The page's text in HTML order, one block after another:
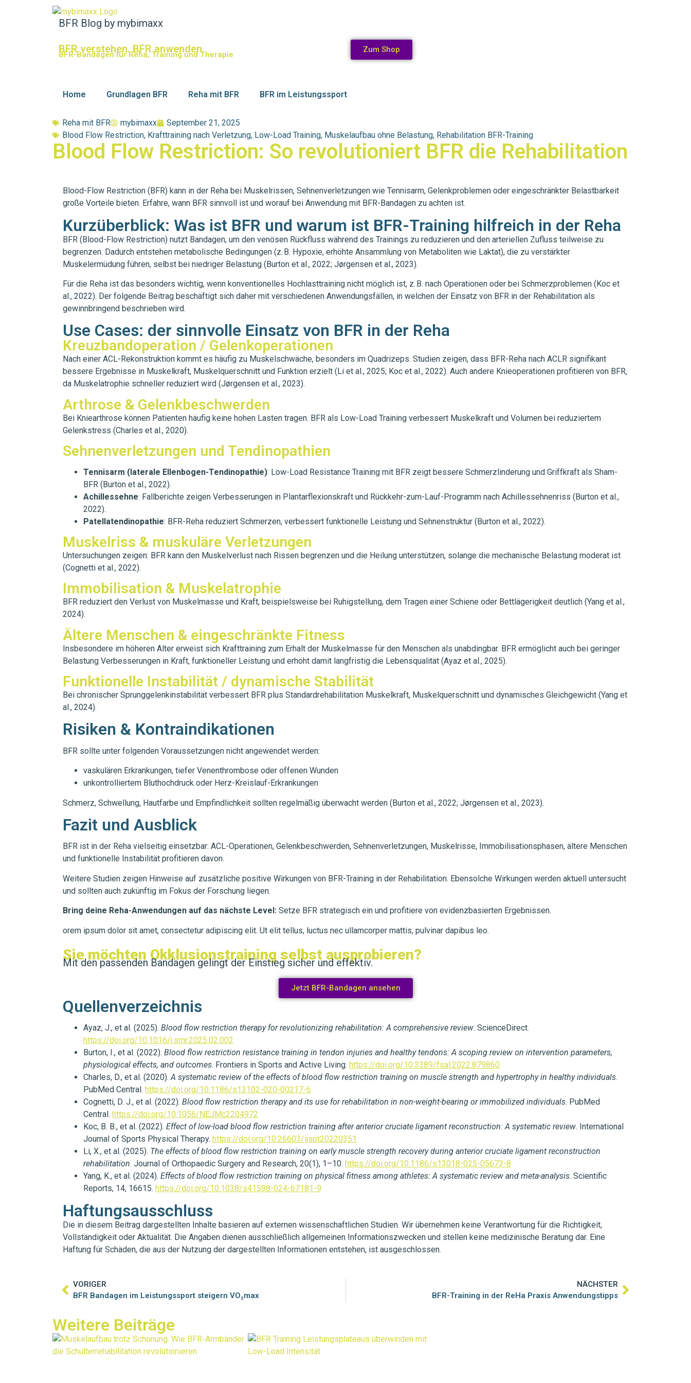
BFR Blog by mybimaxx
BFR verstehen. BFR anwenden.
BFR-Bandagen für Reha, Training und Therapie
Zum Shop
Home Grundlagen BFR Reha mit BFR BFR im Leistungssport
Reha mit BFR mybimaxx
September 21, 2025
Blood Flow Restriction, Krafttraining nach Verletzung, Low-Load Training, Muskelaufbau ohne Belastung, Rehabilitation BFR-Training
Blood Flow Restriction: So revolutioniert BFR die Rehabilitation
Blood-Flow Restriction (BFR) kann in der Reha bei Muskelrissen, Sehnenverletzungen wie Tennisarm, Gelenkproblemen oder eingeschränkter Belastbarkeit
große Vorteile bieten. Erfahre, wann BFR sinnvoll ist und worauf bei Anwendung mit BFR-Bandagen zu achten ist.
Kurzüberblick: Was ist BFR und warum ist BFR-Training hilfreich in der Reha
BFR (Blood-Flow Restriction) nutzt Bandagen, um den venösen Rückfluss während des Trainings zu reduzieren und den arteriellen Zufluss teilweise zu
begrenzen. Dadurch entstehen metabolische Bedingungen (z. B. Hypoxie, erhöhte Ansammlung von Metaboliten wie Laktat), die zu verstärkter
Muskelermüdung führen, selbst bei niedriger Belastung (Burton et al., 2022; Jørgensen et al., 2023).
Für die Reha ist das besonders wichtig, wenn konventionelles Hochlasttraining nicht möglich ist, z. B. nach Operationen oder bei Schmerzproblemen (Koc et
al., 2022). Der folgende Beitrag beschäftigt sich daher mit verschiedenen Anwendungsfällen, in welchen der Einsatz von BFR in der Rehabilitation als
gewinnbringend beschrieben wird.
Use Cases: der sinnvolle Einsatz von BFR in der Reha
Kreuzbandoperation / Gelenkoperationen
Nach einer ACL-Rekonstruktion kommt es häufig zu Muskelschwäche, besonders im Quadrizeps. Studien zeigen, dass BFR-Reha nach ACLR signifikant
bessere Ergebnisse in Muskelkraft, Muskelquerschnitt und Funktion erzielt (Li et al., 2025; Koc et al., 2022). Auch andere Knieoperationen profitieren von BFR,
da Muskelatrophie schneller reduziert wird (Jørgensen et al., 2023).
Arthrose & Gelenkbeschwerden
Bei Kniearthrose können Patienten häufig keine hohen Lasten tragen. BFR als Low-Load Training verbessert Muskelkraft und Volumen bei reduziertem
Gelenkstress (Charles et al., 2020).
Sehnenverletzungen und Tendinopathien
Tennisarm (laterale Ellenbogen-Tendinopathie): Low-Load Resistance Training mit BFR zeigt bessere Schmerzlinderung und Griffkraft als Sham-
BFR (Burton et al., 2022).
Achillessehne: Fallberichte zeigen Verbesserungen in Plantarflexionskraft und Rückkehr-zum-Lauf-Programm nach Achillessehnenriss (Burton et al.,
2022).
Patellatendinopathie: BFR-Reha reduziert Schmerzen, verbessert funktionelle Leistung und Sehnenstruktur (Burton et al., 2022).
Muskelriss & muskuläre Verletzungen
Untersuchungen zeigen: BFR kann den Muskelverlust nach Rissen begrenzen und die Heilung unterstützen, solange die mechanische Belastung moderat ist
(Cognetti et al., 2022).
Immobilisation & Muskelatrophie
BFR reduziert den Verlust von Muskelmasse und Kraft, beispielsweise bei Ruhigstellung, dem Tragen einer Schiene oder Bettlägerigkeit deutlich (Yang et al.,
2024).
Ältere Menschen & eingeschränkte Fitness
Insbesondere im höheren Alter erweist sich Krafttraining zum Erhalt der Muskelmasse für den Menschen als unabdingbar. BFR ermöglicht auch bei geringer
Belastung Verbesserungen in Kraft, funktioneller Leistung und erhöht damit langfristig die Lebensqualität (Ayaz et al., 2025).
Funktionelle Instabilität / dynamische Stabilität
Bei chronischer Sprunggelenkinstabilität verbessert BFR plus Standardrehabilitation Muskelkraft, Muskelquerschnitt und dynamisches Gleichgewicht (Yang et
al., 2024).
Risiken & Kontraindikationen
BFR sollte unter folgenden Voraussetzungen nicht angewendet werden:
vaskulären Erkrankungen, tiefer Venenthrombose oder offenen Wunden
unkontrolliertem Bluthochdruck oder Herz-Kreislauf-Erkrankungen
Schmerz, Schwellung, Hautfarbe und Empfindlichkeit sollten regelmäßig überwacht werden (Burton et al., 2022; Jørgensen et al., 2023).
Fazit und Ausblick
BFR ist in der Reha vielseitig einsetzbar: ACL-Operationen, Gelenkbeschwerden, Sehnenverletzungen, Muskelrisse, Immobilisationsphasen, ältere Menschen
und funktionelle Instabilität profitieren davon.
Weitere Studien zeigen Hinweise auf zusätzliche positive Wirkungen von BFR-Training in der Rehabilitation. Ebensolche Wirkungen werden aktuell untersucht
und sollten auch zukünftig im Fokus der Forschung liegen.
Bring deine Reha-Anwendungen auf das nächste Level: Setze BFR strategisch ein und profitiere von evidenzbasierten Ergebnissen.
orem ipsum dolor sit amet, consectetur adipiscing elit. Ut elit tellus, luctus nec ullamcorper mattis, pulvinar dapibus leo.
Sie möchten Okklusionstraining selbst ausprobieren?
Mit den passenden Bandagen gelingt der Einstieg sicher und effektiv.
Jetzt BFR-Bandagen ansehen
Quellenverzeichnis
Ayaz, J., et al. (2025). Blood flow restriction therapy for revolutionizing rehabilitation: A comprehensive review. ScienceDirect.
https://doi.org/10.1016/j.smr.2025.02.002
Burton, I., et al. (2022). Blood flow restriction resistance training in tendon injuries and healthy tendons: A scoping review on intervention parameters,
physiological effects, and outcomes. Frontiers in Sports and Active Living. https://doi.org/10.3389/fsal.2022.879860
Charles, D., et al. (2020).A systematic review of the effects of blood flow restriction training on muscle strength and hypertrophy in healthy individuals.
PubMed Central. https://doi.org/10.1186/s13102-020-00217-6
Cognetti, D. J., et al. (2022). Blood flow restriction therapy and its use for rehabilitation in non-weight-bearing or immobilized individuals. PubMed
Central. https://doi.org/10.1056/NEJMc2204972
Koc, B. B., et al. (2022). Effect of low-load blood flow restriction training after anterior cruciate ligament reconstruction: A systematic review. International
Journal of Sports Physical Therapy. https://doi.org/10.26603/ijspt20220351
Li, X., et al. (2025). The effects of blood flow restriction training on early muscle strength recovery during anterior cruciate ligament reconstruction
rehabilitation. Journal of Orthopaedic Surgery and Research, 20(1), 1–10. https://doi.org/10.1186/s13018-025-05673-8
Yang, K., et al. (2024). Effects of blood flow restriction training on physical fitness among athletes: A systematic review and meta-analysis. Scientific
Reports, 14, 16615. https://doi.org/10.1038/s41598-024-67181-9
Haftungsausschluss
Die in diesem Beitrag dargestellten Inhalte basieren auf externen wissenschaftlichen Studien. Wir übernehmen keine Verantwortung für die Richtigkeit,
Vollständigkeit oder Aktualität. Die Angaben dienen ausschließlich allgemeinen Informationszwecken und stellen keine medizinische Beratung dar. Eine
Haftung für Schäden, die aus der Nutzung der dargestellten Informationen entstehen, ist ausgeschlossen.
VORIGER
BFR Bandagen im Leistungssport steigern VO₂max
NÄCHSTER
BFR-Training in der ReHa Praxis Anwendungstipps
Weitere Beiträge